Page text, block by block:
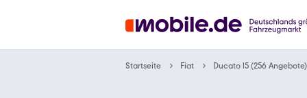
Startseite Fiat Ducato l5 (256 Angebote)